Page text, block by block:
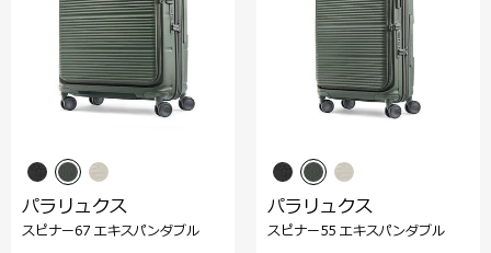
パラリュクス
スピナー67 エキスパンダブル
パラリュクス
スピナー55 エキスパンダブル